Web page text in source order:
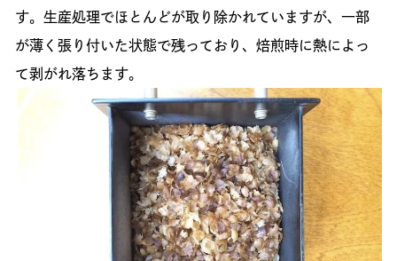
す。生産処理でほとんどが取り除かれていますが、一部
が薄く張り付いた状態で残っており、焙煎時に熱によっ
て剥がれ落ちます。